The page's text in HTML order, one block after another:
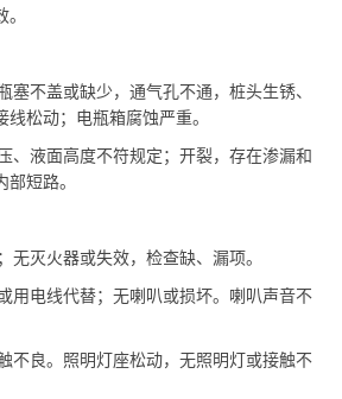
塞不盖或缺少，通气孔不通，桩头生锈、
松动；电瓶箱腐蚀严重。
、液面高度不符规定；开裂，存在渗漏和
短路。
无灭火器或失效，检查缺、漏项。
用电线代替；无喇叭或损坏。喇叭声音不
不良。照明灯座松动，无照明灯或接触不